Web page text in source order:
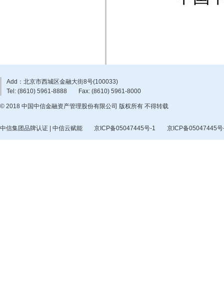
Add：北京市西城区金融大街8号(100033)
Tel: (8610) 5961-8888
Fax: (8610) 5961-8000
© 2018 中国中信金融资产管理股份有限公司 版权所有 不得转载
中信集团品牌认证 | 中信云赋能 京ICP备05047445号-1 京ICP备05047445